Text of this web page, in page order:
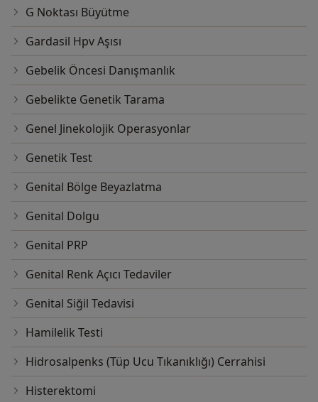
G Noktası Büyütme
Gardasil Hpv Aşısı
Gebelik Öncesi Danışmanlık
Gebelikte Genetik Tarama
Genel Jinekolojik Operasyonlar
Genetik Test
Genital Bölge Beyazlatma
Genital Dolgu
Genital PRP
Genital Renk Açıcı Tedaviler
Genital Siğil Tedavisi
Hamilelik Testi
Hidrosalpenks (Tüp Ucu Tıkanıklığı) Cerrahisi
Histerektomi